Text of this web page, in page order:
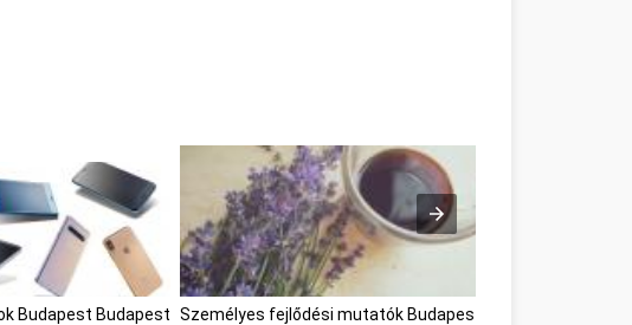
Budapest Budapest Személyes fejlődési mutatók Budapest